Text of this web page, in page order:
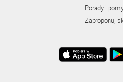
Porady i
Zaproponuj